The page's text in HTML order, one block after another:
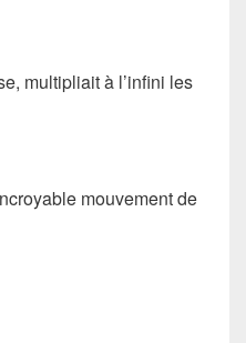
multipliait à l’infini les
mouvement de